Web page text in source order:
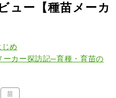
ュー【種苗メーカ
じめ
ーカー探訪記─育種・育苗の
苗